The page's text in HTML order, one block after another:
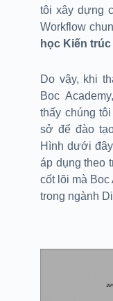
tôi xây dựng
Workflow
học Kiến
Do vậy, khi
Boc
thấy chúng
sở để đào
Hình dưới
áp dụng theo
cốt lõi mà Boc
trong ngành